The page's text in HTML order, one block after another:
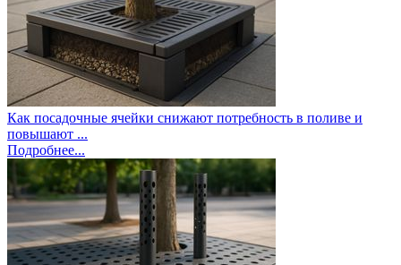
Как посадочные ячейки снижают потребность в поливе и
повышают ...
Подробнее...